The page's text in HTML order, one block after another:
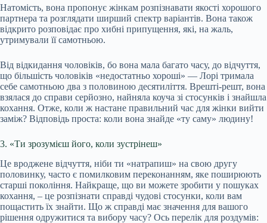
Натомість, вона пропонує жінкам розпізнавати якості хорошого
партнера та розглядати ширший спектр варіантів. Вона також
відкрито розповідає про хибні припущення, які, на жаль,
утримували її самотньою.
Від відкидання чоловіків, бо вона мала багато часу, до відчуття,
що більшість чоловіків «недостатньо хороші» — Лорі тримала
себе самотньою два з половиною десятиліття. Врешті-решт, вона
взялася до справи серйозно, найняла коуча зі стосунків і знайшла
кохання. Отже, коли ж настане правильний час для жінки вийти
заміж? Відповідь проста: коли вона знайде «ту саму» людину!
3. «Ти зрозумієш його, коли зустрінеш»
Це вроджене відчуття, ніби ти «натрапиш» на свою другу
половинку, часто є помилковим переконанням, яке поширюють
старші покоління. Найкраще, що ви можете зробити у пошуках
кохання, – це розпізнати справді чудові стосунки, коли вам
пощастить їх знайти. Що ж справді має значення для вашого
рішення одружитися та вибору часу? Ось перелік для роздумів: